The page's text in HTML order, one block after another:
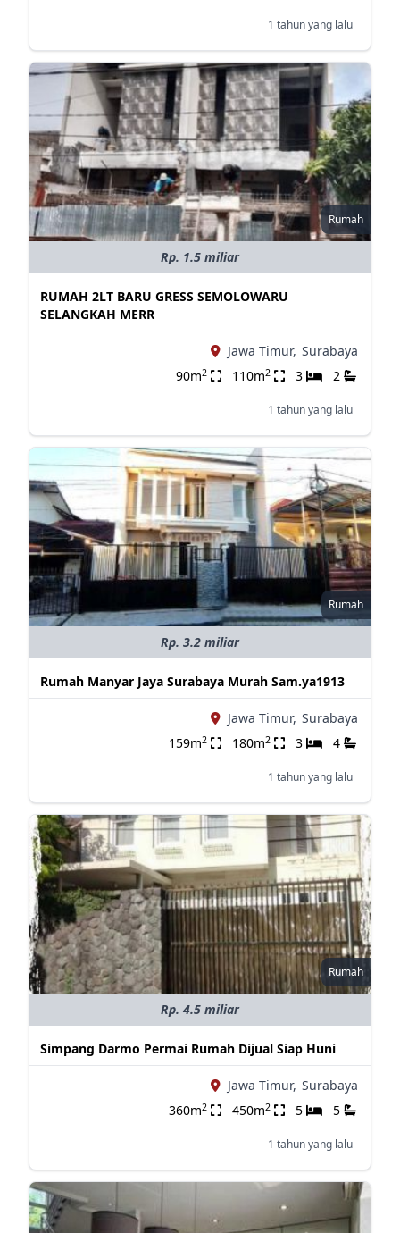
1 tahun yang lalu
Rumah
Rp. 1.5 miliar
RUMAH 2LT BARU GRESS SEMOLOWARU
SELANGKAH MERR
Jawa Timur, Surabaya
90m2 110m2 3 2
1 tahun yang lalu
Rumah
Rp. 3.2 miliar
Rumah Manyar Jaya Surabaya Murah Sam.ya1913
Jawa Timur, Surabaya
159m2 180m2 3 4
1 tahun yang lalu
Rumah
Rp. 4.5 miliar
Simpang Darmo Permai Rumah Dijual Siap Huni
Jawa Timur, Surabaya
360m2 450m2 5 5
1 tahun yang lalu